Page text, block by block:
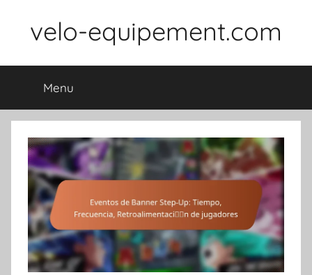
velo-equipement.com
Menu